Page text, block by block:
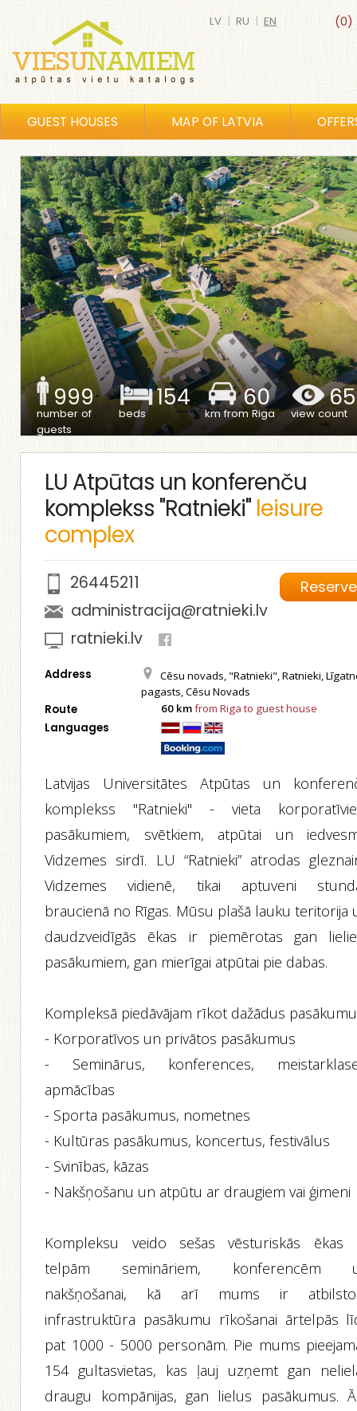
(0)
LV | RU | EN
GUEST HOUSES MAP OF LATVIA
999
number of
guests
154
beds
60
km from Riga view count
LU Atpūtas un konferenču
komplekss "Ratnieki" leisure
complex
Reserve
26445211
administracija@ratnieki.lv
ratnieki.lv
Address
Cēsu novads, "Ratnieki", Ratnieki,
pagasts, Cēsu Novads
Route 60 kmfrom Riga to guest house
Languages
Latvijas Universitātes Atpūtas un
komplekss "Ratnieki" - vieta
pasākumiem, svētkiem, atpūtai un
Vidzemes sirdī. LU “Ratnieki” atrodas
Vidzemes vidienē, tikai aptuveni
braucienā no Rīgas. Mūsu plašā lauku teritorija
daudzveidīgās ēkas ir piemērotas gan
pasākumiem, gan mierīgai atpūtai pie dabas.
Kompleksā piedāvājam rīkot dažādus
- Korporatīvos un privātos pasākumus
- Seminārus, konferences,
apmācības
- Sporta pasākumus, nometnes
- Kultūras pasākumus, koncertus, festivālus
- Svinības, kāzas
- Nakšņošanu un atpūtu ar draugiem vai ģimeni
Kompleksu veido sešas vēsturiskās ēkas
telpām semināriem, konferencēm
nakšņošanai, kā arī mums ir
infrastruktūra pasākumu rīkošanai ārtelpās
pat 1000 - 5000 personām. Pie mums
154 gultasvietas, kas ļauj uzņemt gan
draugu kompānijas, gan lielus pasākumus.